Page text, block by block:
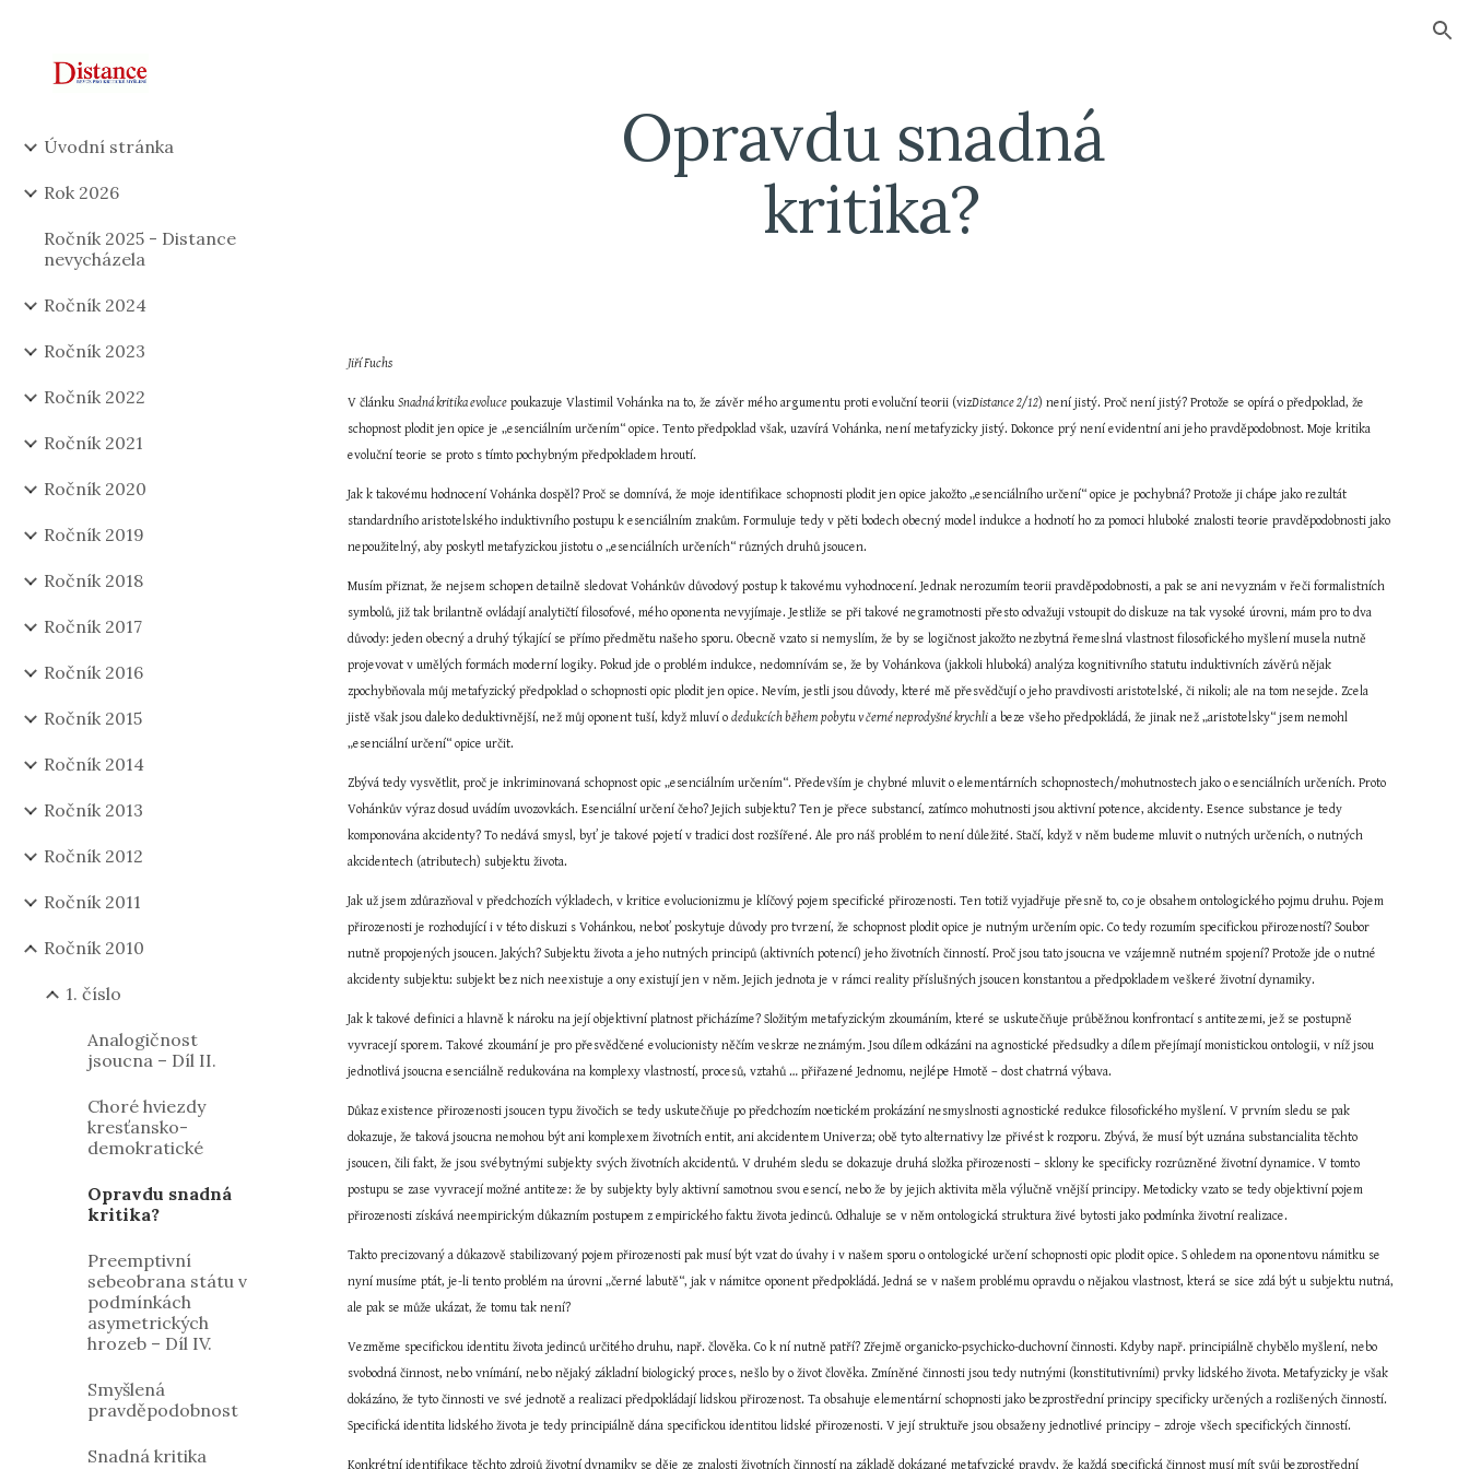
Úvodní stránka
Rok 2026
Ročník 2025 - Distance
nevycházela
Ročník 2024
Ročník 2023
Ročník 2022
Ročník 2021
Ročník 2020
Ročník 2019
Ročník 2018
Ročník 2017
Ročník 2016
Ročník 2015
Ročník 2014
Ročník 2013
Ročník 2012
Ročník 2011
Ročník 2010
1. číslo
Analogičnost
jsoucna – Díl II.
Choré hviezdy
kresťansko-
demokratické
Opravdu snadná
kritika?
Preemptivní
sebeobrana státu v
podmínkách
asymetrických
hrozeb – Díl IV.
Smyšlená
pravděpodobnost
Snadná kritika
Opravdu snadná
kritika?
Jiří Fuchs
V článku Snadná kritika evoluce poukazuje Vlastimil Vohánka na to, že závěr mého argumentu proti evoluční teorii (vizDistance 2/12) není jistý. Proč není jistý? Protože se opírá o předpoklad, že
schopnost plodit jen opice je „esenciálním určením“ opice. Tento předpoklad však, uzavírá Vohánka, není metafyzicky jistý. Dokonce prý není evidentní ani jeho pravděpodobnost. Moje kritika
evoluční teorie se proto s tímto pochybným předpokladem hroutí.
Jak k takovému hodnocení Vohánka dospěl? Proč se domnívá, že moje identifikace schopnosti plodit jen opice jakožto „esenciálního určení“ opice je pochybná? Protože ji chápe jako rezultát
standardního aristotelského induktivního postupu k esenciálním znakům. Formuluje tedy v pěti bodech obecný model indukce a hodnotí ho za pomoci hluboké znalosti teorie pravděpodobnosti jako
nepoužitelný, aby poskytl metafyzickou jistotu o „esenciálních určeních“ různých druhů jsoucen.
Musím přiznat, že nejsem schopen detailně sledovat Vohánkův důvodový postup k takovému vyhodnocení. Jednak nerozumím teorii pravděpodobnosti, a pak se ani nevyznám v řeči formalistních
symbolů, již tak brilantně ovládají analytičtí filosofové, mého oponenta nevyjímaje. Jestliže se při takové negramotnosti přesto odvažuji vstoupit do diskuze na tak vysoké úrovni, mám pro to dva
důvody: jeden obecný a druhý týkající se přímo předmětu našeho sporu. Obecně vzato si nemyslím, že by se logičnost jakožto nezbytná řemeslná vlastnost filosofického myšlení musela nutně
projevovat v umělých formách moderní logiky. Pokud jde o problém indukce, nedomnívám se, že by Vohánkova (jakkoli hluboká) analýza kognitivního statutu induktivních závěrů nějak
zpochybňovala můj metafyzický předpoklad o schopnosti opic plodit jen opice. Nevím, jestli jsou důvody, které mě přesvědčují o jeho pravdivosti aristotelské, či nikoli; ale na tom nesejde. Zcela
jistě však jsou daleko deduktivnější, než můj oponent tuší, když mluví o dedukcích během pobytu v černé neprodyšné krychli a beze všeho předpokládá, že jinak než „aristotelsky“ jsem nemohl
„esenciální určení“ opice určit.
Zbývá tedy vysvětlit, proč je inkriminovaná schopnost opic „esenciálním určením“. Především je chybné mluvit o elementárních schopnostech/mohutnostech jako o esenciálních určeních. Proto
Vohánkův výraz dosud uvádím uvozovkách. Esenciální určení čeho? Jejich subjektu? Ten je přece substancí, zatímco mohutnosti jsou aktivní potence, akcidenty. Esence substance je tedy
komponována akcidenty? To nedává smysl, byť je takové pojetí v tradici dost rozšířené. Ale pro náš problém to není důležité. Stačí, když v něm budeme mluvit o nutných určeních, o nutných
akcidentech (atributech) subjektu života.
Jak už jsem zdůrazňoval v předchozích výkladech, v kritice evolucionizmu je klíčový pojem specifické přirozenosti. Ten totiž vyjadřuje přesně to, co je obsahem ontologického pojmu druhu. Pojem
přirozenosti je rozhodující i v této diskuzi s Vohánkou, neboť poskytuje důvody pro tvrzení, že schopnost plodit opice je nutným určením opic. Co tedy rozumím specifickou přirozeností? Soubor
nutně propojených jsoucen. Jakých? Subjektu života a jeho nutných principů (aktivních potencí) jeho životních činností. Proč jsou tato jsoucna ve vzájemně nutném spojení? Protože jde o nutné
akcidenty subjektu: subjekt bez nich neexistuje a ony existují jen v něm. Jejich jednota je v rámci reality příslušných jsoucen konstantou a předpokladem veškeré životní dynamiky.
Jak k takové definici a hlavně k nároku na její objektivní platnost přicházíme? Složitým metafyzickým zkoumáním, které se uskutečňuje průběžnou konfrontací s antitezemi, jež se postupně
vyvracejí sporem. Takové zkoumání je pro přesvědčené evolucionisty něčím veskrze neznámým. Jsou dílem odkázáni na agnostické předsudky a dílem přejímají monistickou ontologii, v níž jsou
jednotlivá jsoucna esenciálně redukována na komplexy vlastností, procesů, vztahů … přiřazené Jednomu, nejlépe Hmotě – dost chatrná výbava.
Důkaz existence přirozenosti jsoucen typu živočich se tedy uskutečňuje po předchozím noetickém prokázání nesmyslnosti agnostické redukce filosofického myšlení. V prvním sledu se pak
dokazuje, že taková jsoucna nemohou být ani komplexem životních entit, ani akcidentem Univerza; obě tyto alternativy lze přivést k rozporu. Zbývá, že musí být uznána substancialita těchto
jsoucen, čili fakt, že jsou svébytnými subjekty svých životních akcidentů. V druhém sledu se dokazuje druhá složka přirozenosti – sklony ke specificky rozrůzněné životní dynamice. V tomto
postupu se zase vyvracejí možné antiteze: že by subjekty byly aktivní samotnou svou esencí, nebo že by jejich aktivita měla výlučně vnější principy. Metodicky vzato se tedy objektivní pojem
přirozenosti získává neempirickým důkazním postupem z empirického faktu života jedinců. Odhaluje se v něm ontologická struktura živé bytosti jako podmínka životní realizace.
Takto precizovaný a důkazově stabilizovaný pojem přirozenosti pak musí být vzat do úvahy i v našem sporu o ontologické určení schopnosti opic plodit opice. S ohledem na oponentovu námitku se
nyní musíme ptát, je-li tento problém na úrovni „černé labutě“, jak v námitce oponent předpokládá. Jedná se v našem problému opravdu o nějakou vlastnost, která se sice zdá být u subjektu nutná,
ale pak se může ukázat, že tomu tak není?
Vezměme specifickou identitu života jedinců určitého druhu, např. člověka. Co k ní nutně patří? Zřejmě organicko-psychicko-duchovní činnosti. Kdyby např. principiálně chybělo myšlení, nebo
svobodná činnost, nebo vnímání, nebo nějaký základní biologický proces, nešlo by o život člověka. Zmíněné činnosti jsou tedy nutnými (konstitutivními) prvky lidského života. Metafyzicky je však
dokázáno, že tyto činnosti ve své jednotě a realizaci předpokládají lidskou přirozenost. Ta obsahuje elementární schopnosti jako bezprostřední principy specificky určených a rozlišených činností.
Specifická identita lidského života je tedy principiálně dána specifickou identitou lidské přirozenosti. V její struktuře jsou obsaženy jednotlivé principy – zdroje všech specifických činností.
Konkrétní identifikace těchto zdrojů životní dynamiky se děje ze znalosti životních činností na základě dokázané metafyzické pravdy, že každá specifická činnost musí mít svůj bezprostřední